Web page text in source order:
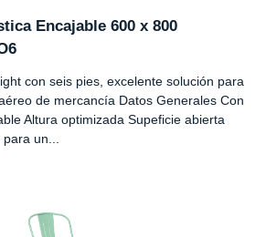
Encajable 600 x 800
con seis pies, excelente solución para
de mercancía Datos Generales Con
Altura optimizada Supeficie abierta
un...